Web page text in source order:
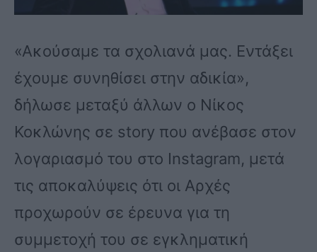
«Ακούσαμε τα σχολιανά μας. Εντάξει
έχουμε συνηθίσει στην αδικία»,
δήλωσε μεταξύ άλλων ο Νίκος
Κοκλώνης σε story που ανέβασε στον
λογαριασμό του στο Instagram, μετά
τις αποκαλύψεις ότι οι Αρχές
προχωρούν σε έρευνα για τη
συμμετοχή του σε εγκληματική